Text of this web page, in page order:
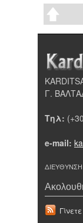
Γ.
Τηλ:
e-mail: